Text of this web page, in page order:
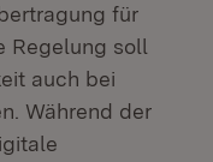
für
Regelung soll
auch bei
Während der